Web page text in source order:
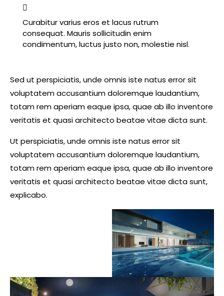
Curabitur varius eros et lacus rutrum
consequat. Mauris sollicitudin enim
condimentum, luctus justo non, molestie nisl.
Sed ut perspiciatis, unde omnis iste natus error sit
voluptatem accusantium doloremque laudantium,
totam rem aperiam eaque ipsa, quae ab illo inventore
veritatis et quasi architecto beatae vitae dicta sunt.
Ut perspiciatis, unde omnis iste natus error sit
voluptatem accusantium doloremque laudantium,
totam rem aperiam eaque ipsa, quae ab illo inventore
veritatis et quasi architecto beatae vitae dicta sunt,
explicabo.